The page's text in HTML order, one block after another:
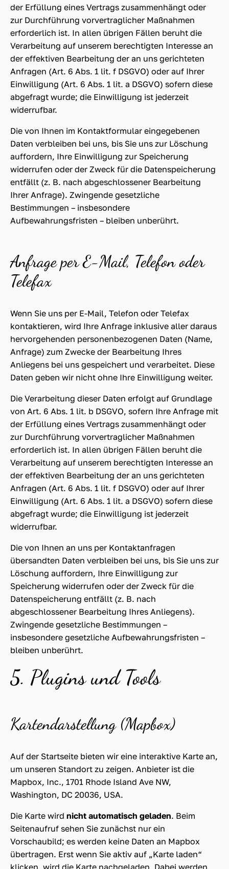
der Erfüllung eines Vertrags zusammenhängt oder
zur Durchführung vorvertraglicher Maßnahmen
erforderlich ist. In allen übrigen Fällen beruht die
Verarbeitung auf unserem berechtigten Interesse an
der effektiven Bearbeitung der an uns gerichteten
Anfragen (Art. 6 Abs. 1 lit. f DSGVO) oder auf Ihrer
Einwilligung (Art. 6 Abs. 1 lit. a DSGVO) sofern diese
abgefragt wurde; die Einwilligung ist jederzeit
widerrufbar.
Die von Ihnen im Kontaktformular eingegebenen
Daten verbleiben bei uns, bis Sie uns zur Löschung
auffordern, Ihre Einwilligung zur Speicherung
widerrufen oder der Zweck für die Datenspeicherung
entfällt (z. B. nach abgeschlossener Bearbeitung
Ihrer Anfrage). Zwingende gesetzliche
Bestimmungen – insbesondere
Aufbewahrungsfristen – bleiben unberührt.
Anfrage per E-Mail, Telefon oder
Telefax
Wenn Sie uns per E-Mail, Telefon oder Telefax
kontaktieren, wird Ihre Anfrage inklusive aller daraus
hervorgehenden personenbezogenen Daten (Name,
Anfrage) zum Zwecke der Bearbeitung Ihres
Anliegens bei uns gespeichert und verarbeitet. Diese
Daten geben wir nicht ohne Ihre Einwilligung weiter.
Die Verarbeitung dieser Daten erfolgt auf Grundlage
von Art. 6 Abs. 1 lit. b DSGVO, sofern Ihre Anfrage mit
der Erfüllung eines Vertrags zusammenhängt oder
zur Durchführung vorvertraglicher Maßnahmen
erforderlich ist. In allen übrigen Fällen beruht die
Verarbeitung auf unserem berechtigten Interesse an
der effektiven Bearbeitung der an uns gerichteten
Anfragen (Art. 6 Abs. 1 lit. f DSGVO) oder auf Ihrer
Einwilligung (Art. 6 Abs. 1 lit. a DSGVO) sofern diese
abgefragt wurde; die Einwilligung ist jederzeit
widerrufbar.
Die von Ihnen an uns per Kontaktanfragen
übersandten Daten verbleiben bei uns, bis Sie uns zur
Löschung auffordern, Ihre Einwilligung zur
Speicherung widerrufen oder der Zweck für die
Datenspeicherung entfällt (z. B. nach
abgeschlossener Bearbeitung Ihres Anliegens).
Zwingende gesetzliche Bestimmungen –
insbesondere gesetzliche Aufbewahrungsfristen –
bleiben unberührt.
5. Plugins und Tools
Kartendarstellung (Mapbox)
Auf der Startseite bieten wir eine interaktive Karte an,
um unseren Standort zu zeigen. Anbieter ist die
Mapbox, Inc., 1701 Rhode Island Ave NW,
Washington, DC 20036, USA.
Die Karte wird nicht automatisch geladen. Beim
Seitenaufruf sehen Sie zunächst nur ein
Vorschaubild; es werden keine Daten an Mapbox
übertragen. Erst wenn Sie aktiv auf „Karte laden“
klicken, wird die Karte nachgeladen. Dabei werden